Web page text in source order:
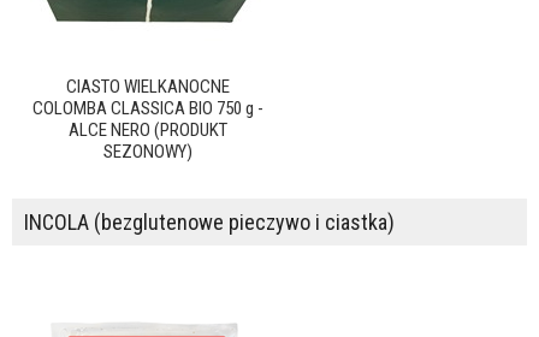
CIASTO WIELKANOCNE
COLOMBA CLASSICA BIO 750 g -
ALCE NERO (PRODUKT
SEZONOWY)
INCOLA (bezglutenowe pieczywo i ciastka)